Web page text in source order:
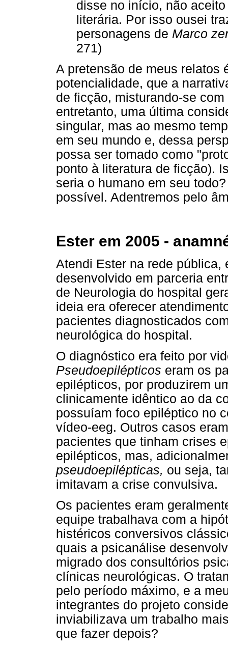
disse no início, não
literária. Por isso ousei
personagens de Marco
271)
A pretensão de meus relatos
potencialidade, que a
de ficção, misturando-se
entretanto, uma última
singular, mas ao mesmo
em seu mundo e, dessa
possa ser tomado como
ponto à literatura de ficção).
seria o humano em seu
possível. Adentremos pelo
Ester em 2005 -
Atendi Ester na rede pública,
desenvolvido em parceria
de Neurologia do hospital
ideia era oferecer
pacientes diagnosticados
neurológica do hospital.
O diagnóstico era feito por
Pseudoepilépticos eram os
epilépticos, por produzirem
clinicamente idêntico ao da
possuíam foco epiléptico no
vídeo-eeg. Outros casos
pacientes que tinham crises
epilépticos, mas,
pseudoepilépticas, ou seja,
imitavam a crise convulsiva.
Os pacientes eram
equipe trabalhava com a
histéricos conversivos
quais a psicanálise
migrado dos consultórios
clínicas neurológicas. O
pelo período máximo, e a
integrantes do projeto
inviabilizava um trabalho
que fazer depois?